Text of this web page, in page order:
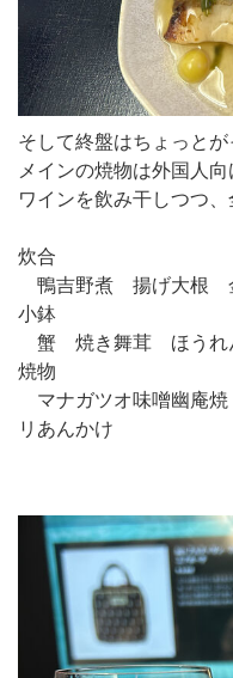
そして終盤はちょっとが
メインの焼物は外国人向
ワインを飲み干しつつ、
炊合
鴨吉野煮 揚げ大根
小鉢
蟹 焼き舞茸 ほうれ
焼物
マナガツオ味噌幽庵
リあんかけ